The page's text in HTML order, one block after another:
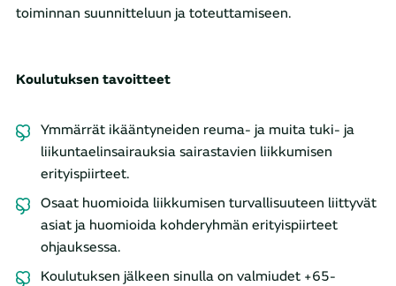
toiminnan suunnitteluun ja toteuttamiseen.
Koulutuksen tavoitteet
Ymmärrät ikääntyneiden reuma- ja muita tuki- ja
liikuntaelinsairauksia sairastavien liikkumisen
erityispiirteet.
Osaat huomioida liikkumisen turvallisuuteen liittyvät
asiat ja huomioida kohderyhmän erityispiirteet
ohjauksessa.
Koulutuksen jälkeen sinulla on valmiudet +65-